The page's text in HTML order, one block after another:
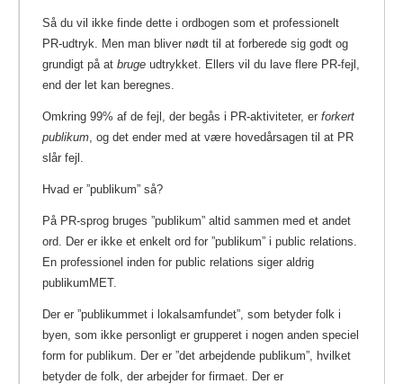
Så du vil ikke finde dette i ordbogen som et professionelt
PR-udtryk. Men man bliver nødt til at forberede sig godt og
grundigt på at bruge udtrykket. Ellers vil du lave flere PR-fejl,
end der let kan beregnes.
Omkring 99% af de fejl, der begås i PR-aktiviteter, er forkert
publikum , og det ender med at være hovedårsagen til at PR
slår fejl.
Hvad er ”publikum” så?
På PR-sprog bruges ”publikum” altid sammen med et andet
ord. Der er ikke et enkelt ord for ”publikum” i public relations.
En professionel inden for public relations siger aldrig
publikumMET.
Der er ”publikummet i lokalsamfundet”, som betyder folk i
byen, som ikke personligt er grupperet i nogen anden speciel
form for publikum. Der er ”det arbejdende publikum”, hvilket
betyder de folk, der arbejder for firmaet. Der er